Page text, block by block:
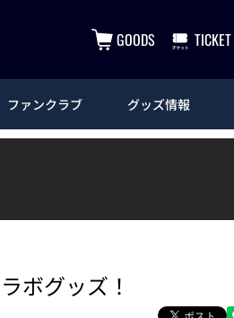
GOODS TICKET
ファンクラブ グッズ情報
ボグッズ！